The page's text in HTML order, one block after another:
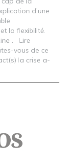
d’une
la flexibilité.
. Lire
vous de ce
la crise a-